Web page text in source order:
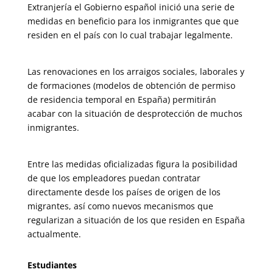
Extranjería el Gobierno español inició una serie de
medidas en beneficio para los inmigrantes que que
residen en el país con lo cual trabajar legalmente.
Las renovaciones en los arraigos sociales, laborales y
de formaciones (modelos de obtención de permiso
de residencia temporal en España) permitirán
acabar con la situación de desprotección de muchos
inmigrantes.
Entre las medidas oficializadas figura la posibilidad
de que los empleadores puedan contratar
directamente desde los países de origen de los
migrantes, así como nuevos mecanismos que
regularizan a situación de los que residen en España
actualmente.
Estudiantes